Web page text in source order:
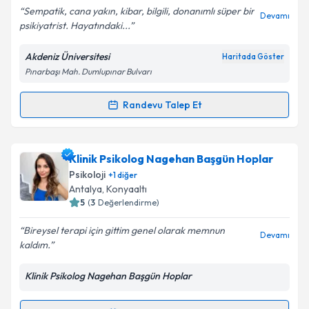
E-posta Adresiniz
Kişisel verilerimin işlenmesine ilişkin
Metni'ni okudum ve kişisel verilerimin belirtilen
kapsamda işlenmesini kabul ediyorum.
Sempatik, cana yakın, kibar, bilgili, donanımlı süper bir
psikiyatrist. Hayatındaki...
Devamı
Akdeniz Üniversitesi Haritada Göster
Pınarbaşı Mah. Dumlupınar Bulvarı
Randevu Talep Et
Randevu Takvimi Talebi
Uzm. Dr. Buket Cinemreiçin randevu takvimi talebi
oluşturun. Size bu uzmandan randevu almanız için bir
takvim hazırlandığında e-posta ile bilgilendireceğiz.
Kişisel verilerimin işlenmesine ilişkin
Klinik Psikolog Nagehan Başgün Hoplar
Psikoloji +1diğer
Antalya, Konyaaltı
5 (3 Değerlendirme)
Bireysel terapi için gittim genel olarak memnun
kaldım.
Devamı
Klinik Psikolog Nagehan Başgün Hoplar